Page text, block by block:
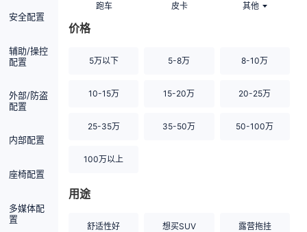
安全配置
辅助/操控
配置
外部/防盗
配置
内部配置
座椅配置
多媒体配
置
跑车 皮卡 其他
价格
5万以下 5-8万 8-10万
10-15万 15-20万 20-25万
25-35万 35-50万 50-100万
100万以上
用途
舒适性好 想买SUV 露营拖挂